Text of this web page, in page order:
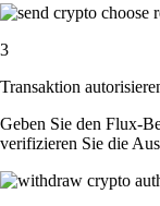
3
Transaktion
Geben Sie den Flux-
verifizieren Sie die